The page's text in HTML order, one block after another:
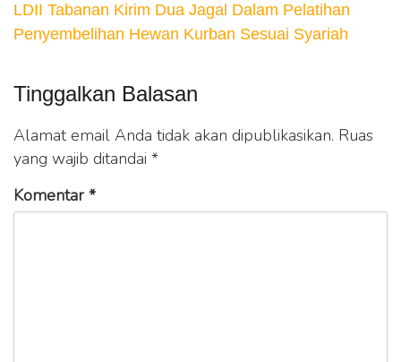
LDII Tabanan Kirim Dua Jagal Dalam Pelatihan
Penyembelihan Hewan Kurban Sesuai Syariah
Tinggalkan Balasan
Alamat email Anda tidak akan dipublikasikan. Ruas
yang wajib ditandai *
Komentar *